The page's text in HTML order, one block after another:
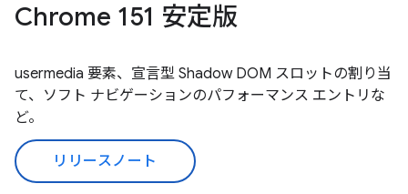
Chrome 151 安定版
usermedia 要素、宣言型 Shadow DOM スロットの割り当
て、ソフト ナビゲーションのパフォーマンス エントリな
ど。
リリースノート